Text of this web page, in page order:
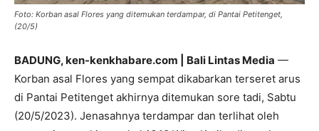
Foto: Korban asal Flores yang ditemukan terdampar, di Pantai Petitenget,
(20/5)
BADUNG, ken-kenkhabare.com | Bali Lintas Media —
Korban asal Flores yang sempat dikabarkan terseret arus
di Pantai Petitenget akhirnya ditemukan sore tadi, Sabtu
(20/5/2023). Jenasahnya terdampar dan terlihat oleh